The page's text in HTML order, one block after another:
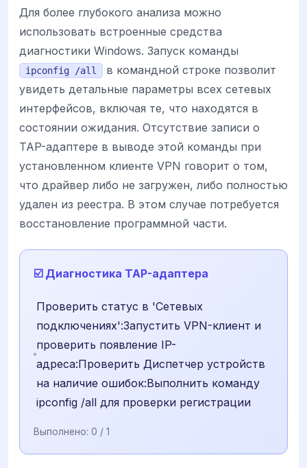
Для более глубокого анализа можно
использовать встроенные средства
диагностики Windows. Запуск команды
ipconfig /all
в командной строке позволит
увидеть детальные параметры всех сетевых
интерфейсов, включая те, что находятся в
состоянии ожидания. Отсутствие записи о
TAP-адаптере в выводе этой команды при
установленном клиенте VPN говорит о том,
что драйвер либо не загружен, либо полностью
удален из реестра. В этом случае потребуется
восстановление программной части.
☑️ Диагностика TAP-адаптера
Проверить статус в 'Сетевых
подключениях':Запустить VPN-клиент и
проверить появление IP-
адреса:Проверить Диспетчер устройств
на наличие ошибок:Выполнить команду
ipconfig /all для проверки регистрации
Выполнено: 0 / 1